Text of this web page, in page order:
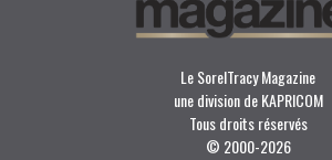
Le SorelTracy Magazine
une division de KAPRICOM
Tous droits réservés
© 2000-2026